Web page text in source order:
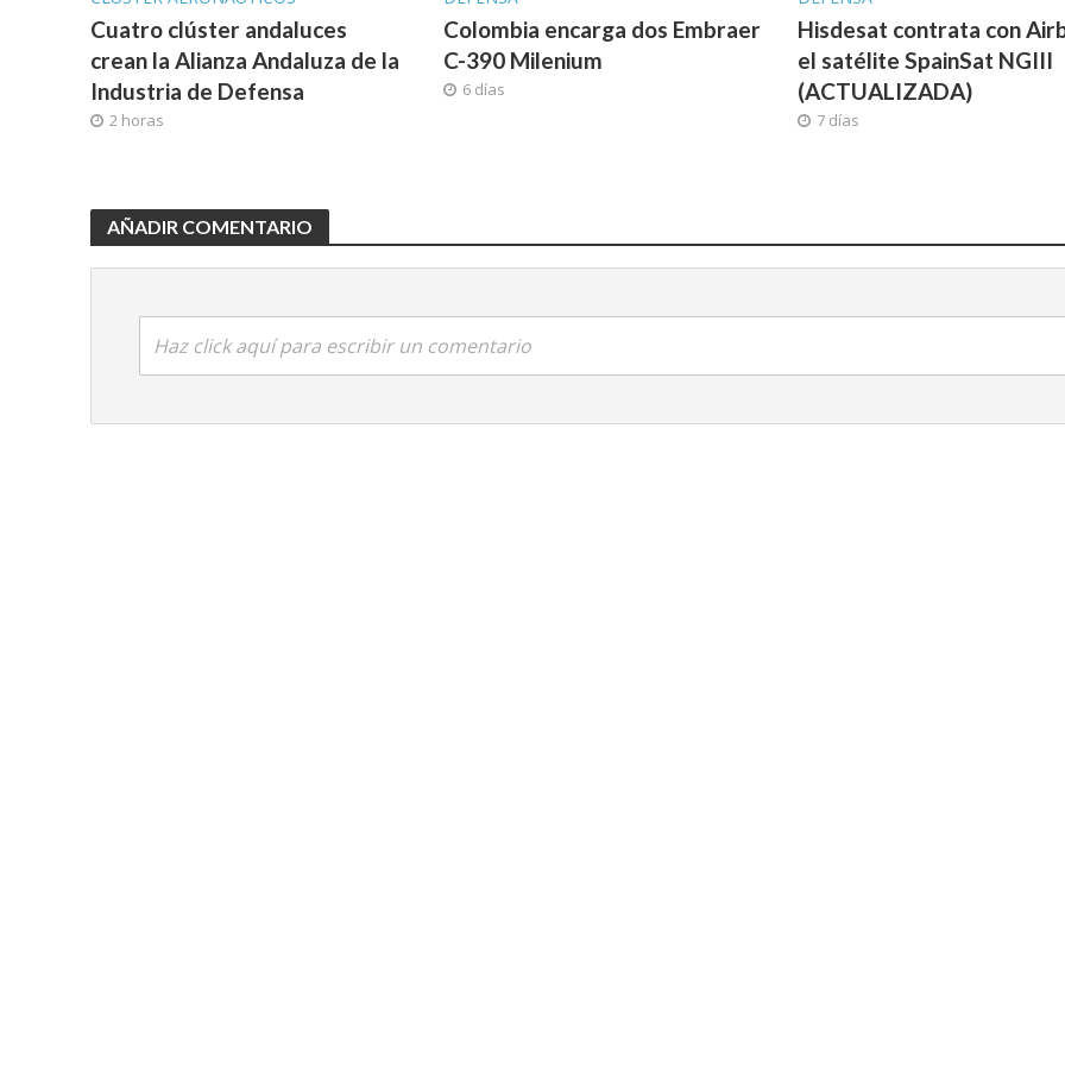
Cuatro clúster andaluces
crean la Alianza Andaluza de la
Industria de Defensa
2 horas
Colombia encarga dos Embraer
C-390 Milenium
6 días
Hisdesat contrata con
el satélite SpainSat NGIII
(ACTUALIZADA)
7 días
AÑADIR COMENTARIO
Haz click aquí para escribir un comentario